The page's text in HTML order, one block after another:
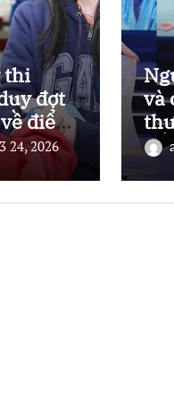
thi
đợt
điểm
24, 2026
và